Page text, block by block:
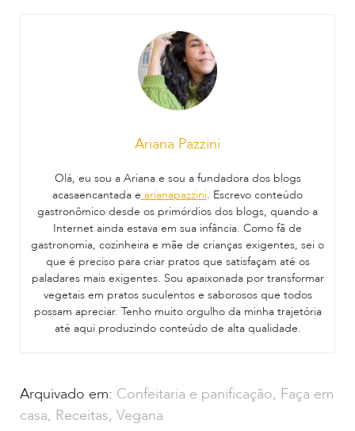
Ariana Pazzini
Olá, eu sou a Ariana e sou a fundadora dos blogs
acasaencantada e arianapazzini. Escrevo conteúdo
gastronômico desde os primórdios dos blogs, quando a
Internet ainda estava em sua infância. Como fã de
gastronomia, cozinheira e mãe de crianças exigentes, sei o
que é preciso para criar pratos que satisfaçam até os
paladares mais exigentes. Sou apaixonada por transformar
vegetais em pratos suculentos e saborosos que todos
possam apreciar. Tenho muito orgulho da minha trajetória
até aqui produzindo conteúdo de alta qualidade.
Arquivado em: Confeitaria e panificação, Faça em
casa, Receitas, Vegana